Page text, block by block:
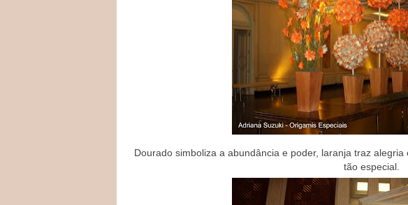
Dourado simboliza a abundância e poder, laranja traz
tão especial.